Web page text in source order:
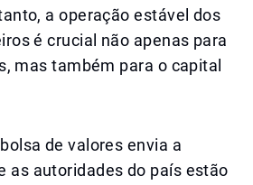
a operação estável dos
é crucial não apenas para
mas também para o capital
de valores envia a
as autoridades do país estão